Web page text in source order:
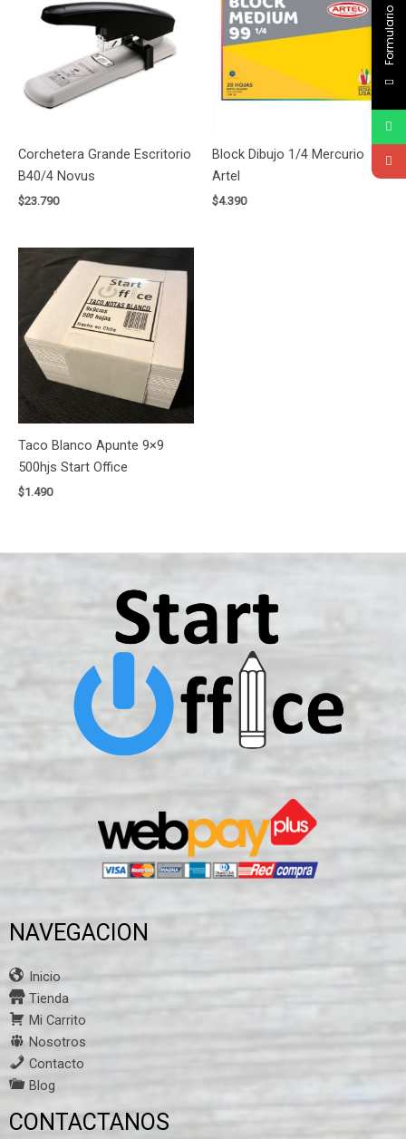
Corchetera Grande Escritorio
B40/4 Novus
$23.790
Block Dibujo 1/4 Mercurio
Artel
$4.390
Taco Blanco Apunte 9×9
500hjs Start Office
$1.490
NAVEGACION
Inicio
Tienda
Mi Carrito
Nosotros
Contacto
Blog
CONTACTANOS
Formulario